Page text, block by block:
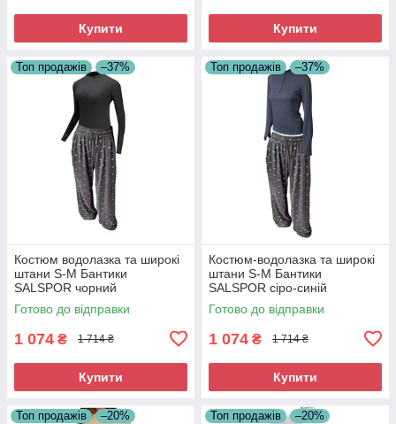
Купити Купити
Топ продажів –37%
Костюм водолазка та широкі
штани S-M Бантики
SALSPOR чорний
Готово до відправки
1 074 ₴ 1 714 ₴
Купити
Топ продажів –37%
Костюм-водолазка та широкі
штани S-M Бантики
SALSPOR сіро-синій
Готово до відправки
1 074 ₴ 1 714 ₴
Купити
Топ продажів –20% Топ продажів –20%